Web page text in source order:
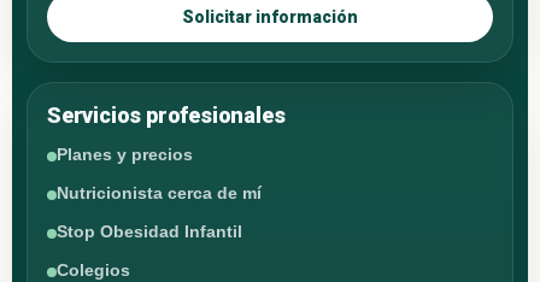
Solicitar información
Servicios profesionales
Planes y precios
Nutricionista cerca de mí
Stop Obesidad Infantil
Colegios